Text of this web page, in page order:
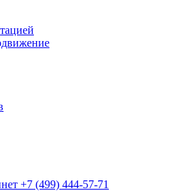
+7 (499) 444-57-71